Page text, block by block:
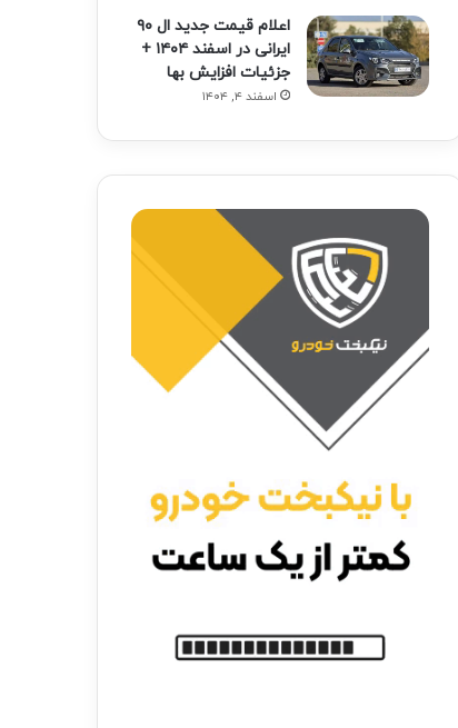
اعلام قیمت جدید ال ۹۰
ایرانی در اسفند ۱۴۰۴ +
جزئیات افزایش بها
اسفند ۴, ۱۴۰۴